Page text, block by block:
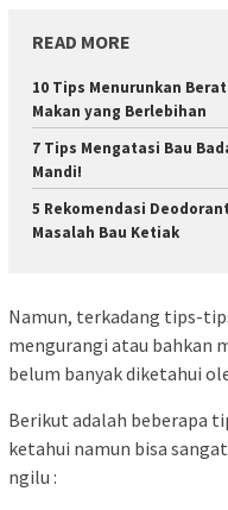
READ MORE
10 Tips Menurunkan
Makan yang Berlebihan
7 Tips Mengatasi Bau
Mandi!
5 Rekomendasi
Masalah Bau Ketiak
Namun, terkadang tips-
mengurangi atau bahkan
belum banyak diketahui
Berikut adalah beberapa
ketahui namun bisa
ngilu :